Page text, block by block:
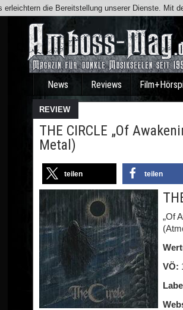
News Reviews
REVIEW
THE CIRCLE „Of
Metal)
teilen teilen
„Of
VÖ:
erleichtern die Bereitstellung unserer Dienste. Mit